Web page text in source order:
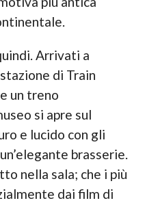
Arrivati a
di Train
un treno
si apre sul
e lucido con gli
brasserie.
nella sala; che i più
dai film di